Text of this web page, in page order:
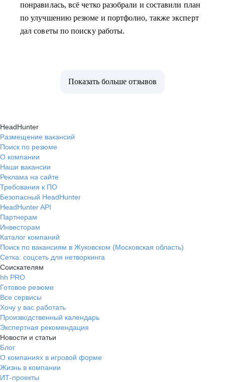
понравилась, всё четко разобрали и составили план
по улучшению резюме и портфолио, также эксперт
дал советы по поиску работы.
Показать больше отзывов
HeadHunter
Размещение вакансий
Поиск по резюме
О компании
Наши вакансии
Реклама на сайте
Требования к ПО
Безопасный HeadHunter
HeadHunter API
Партнерам
Инвесторам
Каталог компаний
Поиск по вакансиям в Жуковском (Московская область)
Сетка: соцсеть для нетворкинга
Соискателям
hh PRO
Готовое резюме
Все сервисы
Хочу у вас работать
Производственный календарь
Экспертная рекомендация
Новости и статьи
Блог
О компаниях в игровой форме
Жизнь в компании
ИТ-проекты